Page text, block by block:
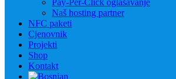
Pay-Per-Click oglašavanje
Naš hosting partner
NFC paketi
Cjenovnik
Projekti
Shop
Kontakt